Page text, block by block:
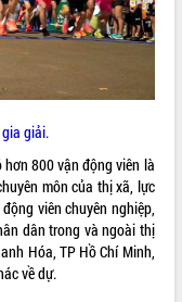
giải.
800 vận động viên là
môn của thị xã, lực
viên chuyên nghiệp,
dân trong và ngoài thị
Hóa, TP Hồ Chí Minh,
về dự.